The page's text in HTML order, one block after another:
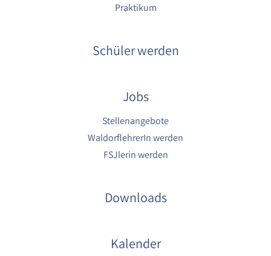
Praktikum
Schüler werden
Jobs
Stellenangebote
WaldorflehrerIn werden
FSJlerin werden
Downloads
Kalender